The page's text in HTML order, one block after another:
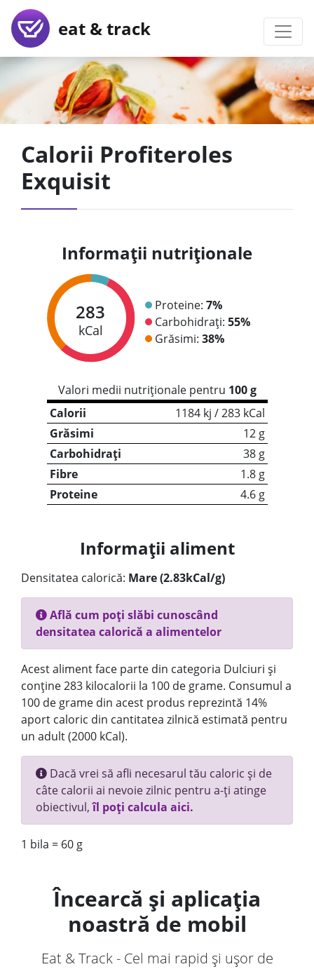
eat & track
Calorii Profiteroles
Exquisit
Informații nutriționale
283
kCal
Proteine: 7%
Carbohidrați: 55%
Grăsimi: 38%
Valori medii nutriționale pentru 100 g
Calorii
1184 kj / 283 kCal
Grăsimi
12 g
Carbohidrați
38 g
Fibre
1.8 g
Proteine
4.6 g
Informații aliment
Densitatea calorică: Mare (2.83kCal/g)
Află cum poți slăbi cunoscând
densitatea calorică a alimentelor
Acest aliment face parte din categoria Dulciuri și
conține 283 kilocalorii la 100 de grame. Consumul a
100 de grame din acest produs reprezintă 14%
aport caloric din cantitatea zilnică estimată pentru
un adult (2000 kCal).
Dacă vrei să afli necesarul tău caloric și de
câte calorii ai nevoie zilnic pentru a-ți atinge
obiectivul,îl poți calcula aici.
1 bila = 60 g
Încearcă și aplicația
noastră de mobil
Eat & Track - Cel mai rapid și ușor de